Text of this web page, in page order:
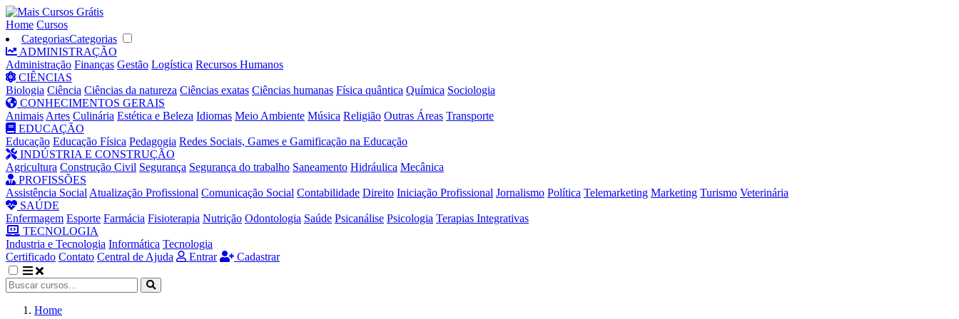
Home Cursos
CategoriasCategorias
ADMINISTRAÇÃO
Administração Finanças Gestão Logística Recursos Humanos
CIÊNCIAS
Biologia Ciência Ciências da natureza Ciências exatas Ciências humanas Física quântica Química Sociologia
CONHECIMENTOS GERAIS
Animais Artes Culinária Estética e Beleza Idiomas Meio Ambiente Música Religião Outras Áreas Transporte
EDUCAÇÃO
Educação Educação Física Pedagogia Redes Sociais, Games e Gamificação na Educação
INDÚSTRIA E CONSTRUÇÃO
Agricultura Construção Civil Segurança Segurança do trabalho Saneamento Hidráulica Mecânica
PROFISSÕES
Assistência Social Atualização Profissional Comunicação Social Contabilidade Direito Iniciação Profissional Jornalismo Política Telemarketing Marketing Turismo Veterinária
SAÚDE
Enfermagem Esporte Farmácia Fisioterapia Nutrição Odontologia Saúde Psicanálise Psicologia Terapias Integrativas
TECNOLOGIA
Industria e Tecnologia Informática Tecnologia
Certificado Contato Central de Ajuda Entrar Cadastrar
Home